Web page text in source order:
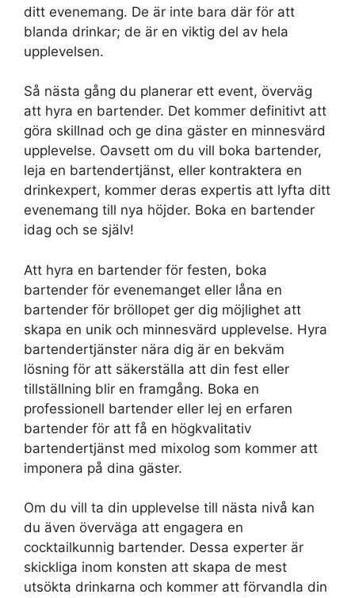
ditt evenemang. De är inte bara där för att
blanda drinkar; de är en viktig del av hela
upplevelsen.
Så nästa gång du planerar ett event, överväg
att hyra en bartender. Det kommer definitivt att
göra skillnad och ge dina gäster en minnesvärd
upplevelse. Oavsett om du vill boka bartender,
leja en bartendertjänst, eller kontraktera en
drinkexpert, kommer deras expertis att lyfta ditt
evenemang till nya höjder. Boka en bartender
idag och se själv!
Att hyra en bartender för festen, boka
bartender för evenemanget eller låna en
bartender för bröllopet ger dig möjlighet att
skapa en unik och minnesvärd upplevelse. Hyra
bartendertjänster nära dig är en bekväm
lösning för att säkerställa att din fest eller
tillställning blir en framgång. Boka en
professionell bartender eller lej en erfaren
bartender för att få en högkvalitativ
bartendertjänst med mixolog som kommer att
imponera på dina gäster.
Om du vill ta din upplevelse till nästa nivå kan
du även överväga att engagera en
cocktailkunnig bartender. Dessa experter är
skickliga inom konsten att skapa de mest
utsökta drinkarna och kommer att förvandla din